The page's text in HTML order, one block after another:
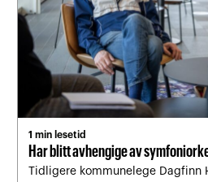
1 min lesetid
Har blitt avhengige av
Tidligere kommunelege Dagfinn